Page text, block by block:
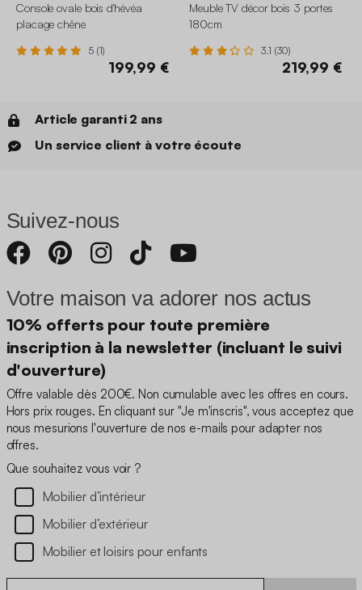
Console ovale bois d'hévéa
placage chêne
5 (1)
199,99 €
Meuble TV décor bois 3 portes
180cm
3.1 (30)
219,99 €
Article garanti 2 ans
Un service client à votre écoute
Suivez-nous
Votre maison va adorer nos actus
10% offerts pour toute première
inscription à la newsletter (incluant le suivi
d'ouverture)
Offre valable dès 200€. Non cumulable avec les offres en cours.
Hors prix rouges. En cliquant sur "Je m'inscris", vous acceptez que
nous mesurions l'ouverture de nos e-mails pour adapter nos
offres.
Que souhaitez vous voir ?
Mobilier d’intérieur
Mobilier d’extérieur
Mobilier et loisirs pour enfants